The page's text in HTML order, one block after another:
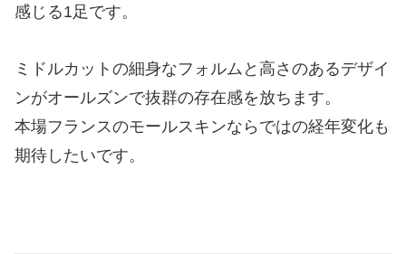
感じる1足です。
ミドルカットの細身なフォルムと高さのあるデザイ
ンがオールズンで抜群の存在感を放ちます。
本場フランスのモールスキンならではの経年変化も
期待したいです。